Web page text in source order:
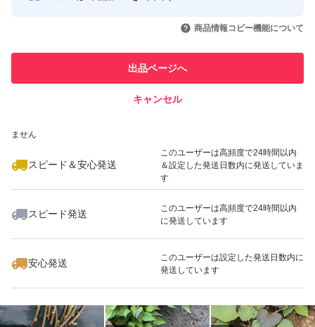
上いも1個重が軽いため、早掘りを避け、充分な生育期間
引を完了させた実績があります
での取引実績があります
ません
スピード＆安心発送
このユーザーは高頻度で24時間以内
＆設定した発送日数内に発送していま
す
スピード発送
このユーザーは高頻度で24時間以内
に発送しています
安心発送
このユーザーは設定した発送日数内に
発送しています
商品情報コピー機能について
出品ページへ
キャンセル
いいね！
1,080